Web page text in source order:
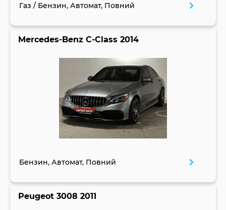
Газ / Бензин, Автомат, Повний
Mercedes-Benz C-Class 2014
Бензин, Автомат, Повний
Peugeot 3008 2011